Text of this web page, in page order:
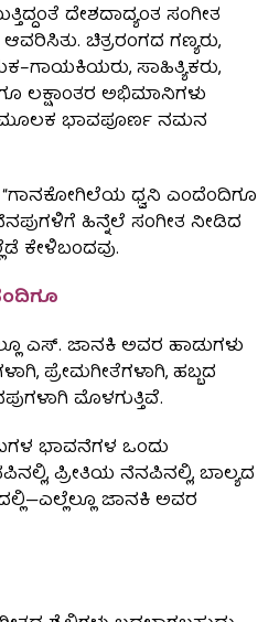
ದೇಶದಾದ್ಯಂತ ಸಂಗೀತ
ಚಿತ್ರರಂಗದ ಗಣ್ಯರು,
ಸಾಹಿತ್ಯಿಕರು,
ಲಕ್ಷಾಂತರ ಅಭಿಮಾನಿಗಳು
ಭಾವಪೂರ್ಣ ನಮನ
“ಗಾನಕೋಗಿಲೆಯ ಧ್ವನಿ ಎಂದೆಂದಿಗೂ
ಹಿನ್ನೆಲೆ ಸಂಗೀತ ನೀಡಿದ
ಕೇಳಿಬಂದವು.
ಎಸ್. ಜಾನಕಿ ಅವರ ಹಾಡುಗಳು
ಪ್ರೇಮಗೀತೆಗಳಾಗಿ, ಹಬ್ಬದ
ಮೊಳಗುತ್ತಿವೆ.
ಭಾವನೆಗಳ ಒಂದು
ಪ್ರೀತಿಯ ನೆನಪಿನಲ್ಲಿ, ಬಾಲ್ಯದ
ಜಾನಕಿ ಅವರ